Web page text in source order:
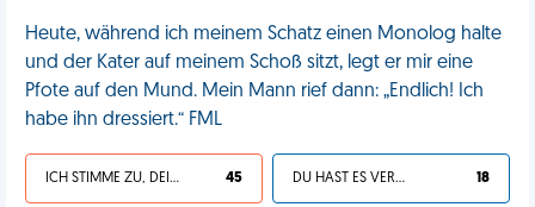
Heute, während ich meinem Schatz einen Monolog halte
und der Kater auf meinem Schoß sitzt, legt er mir eine
Pfote auf den Mund. Mein Mann rief dann: „Endlich! Ich
habe ihn dressiert.“ FML
ICH STIMME ZU, DEIN LEBEN IST SCHEISSE 45 DU HAST ES VERDIENT 18